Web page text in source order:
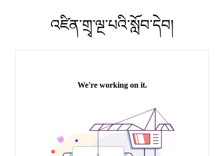
འཛིན་གྲྭ་ལྔ་པའི་སློབ་དེབ།